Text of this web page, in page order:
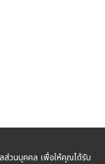
ส่วนบุคคล เพื่อให้คุณได้รับ